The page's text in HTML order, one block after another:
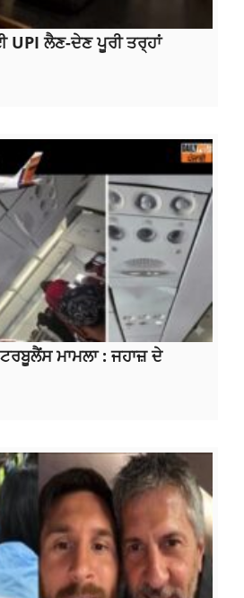
ਲੈਣ-ਦੇਣ ਪੂਰੀ ਤਰ੍ਹਾਂ
ਮਾਮਲਾ : ਜਹਾਜ਼ ਦੇ